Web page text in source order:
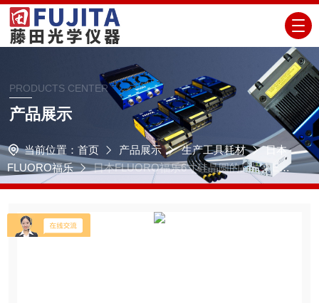
PRODUCTS CENTER
产品展示
当前位置： 首页 产品展示 生产工具耗材
日本
FLUORO福乐
日本FLUORO福乐6寸硅晶圆的晶片夹E10
0-150L